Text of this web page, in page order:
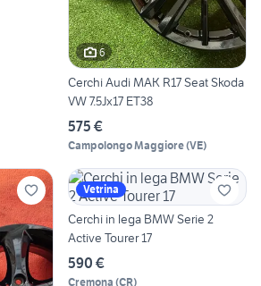
6
Cerchi Audi MAK R17 Seat Skoda
VW 7.5Jx17 ET38
575 €
Campolongo Maggiore(VE)
Vetrina
Cerchi in lega BMW Serie 2
Active Tourer 17
590 €
Cremona (CR)